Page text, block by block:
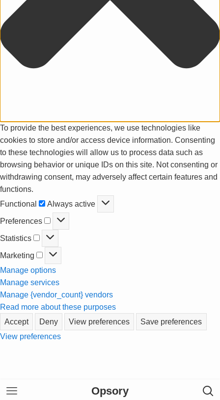
To provide the best experiences, we use technologies like
cookies to store and/or access device information. Consenting
to these technologies will allow us to process data such as
browsing behavior or unique IDs on this site. Not consenting or
withdrawing consent, may adversely affect certain features and
functions.
Functional
Functional
Always active
Preferences
Preferences
Statistics Statistics
Marketing Marketing
Manage options
Manage services
Manage {vendor_count} vendors
Read more about these purposes
Accept
Deny View preferences
Save preferences
View preferences
Opsory